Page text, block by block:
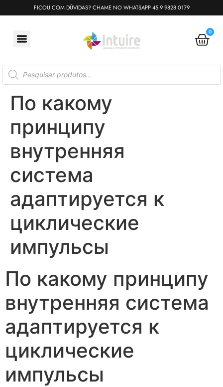
FICOU COM DÚVIDAS? CHAME NO WHATSAPP 45 9 9828 0179
0
По какому
принципу
внутренняя
система
адаптируется к
циклические
импульсы
По какому принципу
внутренняя система
адаптируется к
циклические
импульсы